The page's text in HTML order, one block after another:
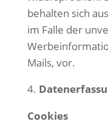
behalten sich
im Falle der
Mails, vor.
Cookies